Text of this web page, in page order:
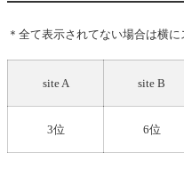
＊全て表示されてない場合は横
site A site B
3位 6位